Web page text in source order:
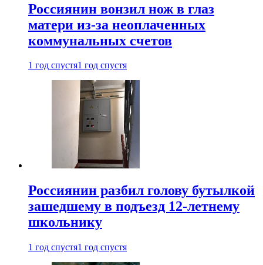
Россиянин вонзил нож в глаз
матери из-за неоплаченных
коммунальных счетов
1 год спустя1 год спустя
Россиянин разбил голову бутылкой
зашедшему в подъезд 12-летнему
школьнику
1 год спустя1 год спустя